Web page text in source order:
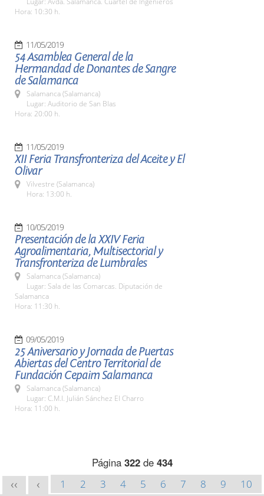
Hora: 10:30 h.
11/05/2019
54 Asamblea General de la
Hermandad de Donantes de Sangre
de Salamanca
Salamanca (Salamanca)
Lugar: Auditorio de San Blas
Hora: 20:00 h.
11/05/2019
XII Feria Transfronteriza del Aceite y El
Olivar
Vilvestre (Salamanca)
Hora: 13:00 h.
10/05/2019
Presentación de la XXIV Feria
Agroalimentaria, Multisectorial y
Transfronteriza de Lumbrales
Salamanca (Salamanca)
Lugar: Sala de las Comarcas. Diputación de
Salamanca
Hora: 11:30 h.
09/05/2019
25 Aniversario y Jornada de Puertas
Abiertas del Centro Territorial de
Fundación Cepaim Salamanca
Salamanca (Salamanca)
Lugar: C.M.I. Julián Sánchez El Charro
Hora: 11:00 h.
Página 322de 434
<< < 1 2 3 4 5 6 7 8 9
10